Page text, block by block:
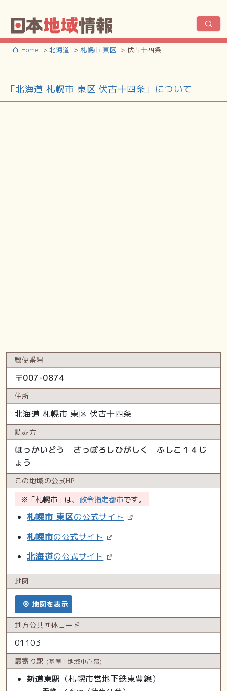
Home 北海道 札幌市 東区 伏古十四条
「北海道 札幌市 東区 伏古十四条」について
郵便番号
〒007-0874
住所
北海道 札幌市 東区 伏古十四条
読み方
ほっかいどう さっぽろしひがしく ふしこ１４じ
ょう
この地域の公式HP
※「札幌市」は、 政令指定都市です。
札幌市 東区の公式サイト
札幌市の公式サイト
北海道の公式サイト
地図
地図を表示
地方公共団体コード
01103
最寄り駅 (基準：地域中心部)
新道東駅 （札幌市営地下鉄東豊線）